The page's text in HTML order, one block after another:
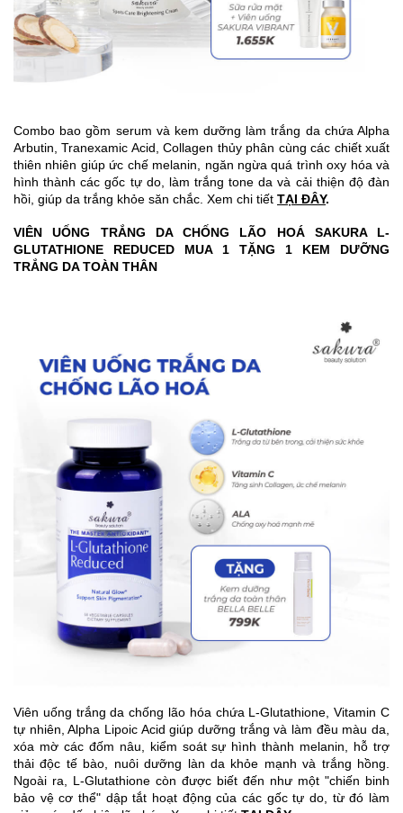
Combo bao gồm serum và kem dưỡng làm trắng da chứa Alpha
Arbutin, Tranexamic Acid, Collagen thủy phân cùng các chiết xuất
thiên nhiên giúp ức chế melanin, ngăn ngừa quá trình oxy hóa và
hình thành các gốc tự do, làm trắng tone da và cải thiện độ đàn
hồi, giúp da trắng khỏe săn chắc. Xem chi tiết TẠI ĐÂY.
VIÊN UỐNG TRẮNG DA CHỐNG LÃO HOÁ SAKURA L-
GLUTATHIONE REDUCED MUA 1 TẶNG 1 KEM DƯỠNG
TRẮNG DA TOÀN THÂN
Viên uống trắng da chống lão hóa chứa L-Glutathione, Vitamin C
tự nhiên, Alpha Lipoic Acid giúp dưỡng trắng và làm đều màu da,
xóa mờ các đốm nâu, kiểm soát sự hình thành melanin, hỗ trợ
thải độc tế bào, nuôi dưỡng làn da khỏe mạnh và trắng hồng.
Ngoài ra, L-Glutathione còn được biết đến như một "chiến binh
bảo vệ cơ thể" dập tắt hoạt động của các gốc tự do, từ đó làm